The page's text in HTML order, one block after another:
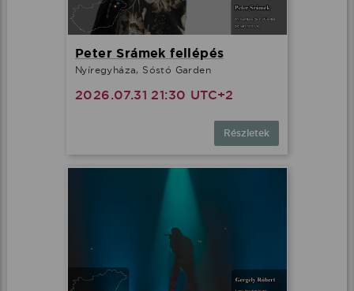
Peter Srámek fellépés
Nyíregyháza, Sóstó Garden
2026.07.31 21:30 UTC+2
Részletek